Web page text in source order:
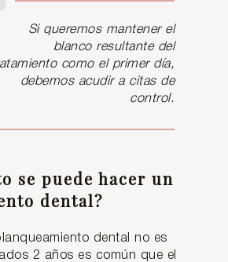
Si queremos mantener el
blanco resultante del
como el primer día,
debemos acudir a citas de
control.
se puede hacer un
dental?
dental no es
2 años es común que el